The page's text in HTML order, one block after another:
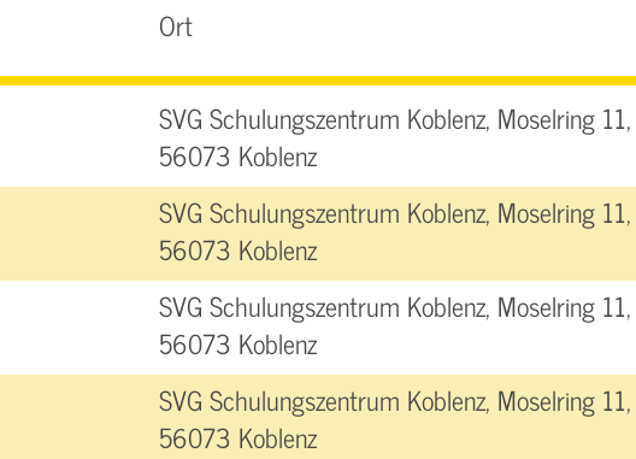
Ort
SVG Schulungszentrum Koblenz, Moselring 11,
56073 Koblenz
SVG Schulungszentrum Koblenz, Moselring 11,
56073 Koblenz
SVG Schulungszentrum Koblenz, Moselring 11,
56073 Koblenz
SVG Schulungszentrum Koblenz, Moselring 11,
56073 Koblenz